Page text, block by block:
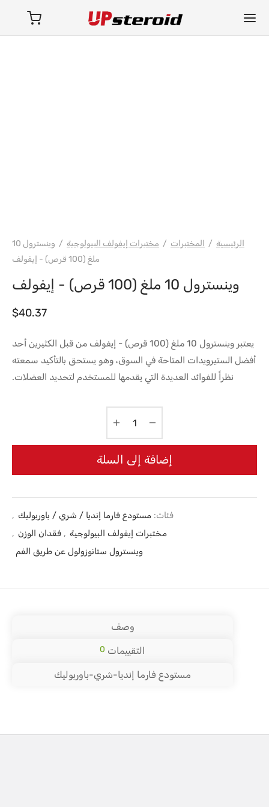
الرئيسية / المختبرات / مختبرات إيفولف البيولوجية /
وينسترول 10
ملغ (100 قرص) - إيفولف
وينسترول 10 ملغ (100 قرص) - إيفولف
$40.37
يعتبر وينسترول 10 ملغ (100 قرص) - إيفولف من قبل الكثيرين أحد
أفضل الستيرويدات المتاحة في السوق، وهو يستحق بالتأكيد سمعته
نظراً للفوائد العديدة التي يقدمها للمستخدم لتحديد العضلات.
إضافة إلى السلة
فئات: مستودع فارما إنديا / شري / باوربوليك ,
مختبرات إيفولف البيولوجية , فقدان الوزن ,
وينسترول ستانوزولول عن طريق الفم
وصف
التقييمات 0
مستودع فارما إنديا-شري-باوربوليك